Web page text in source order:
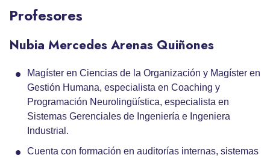
Profesores
Nubia Mercedes Arenas Quiñones
Magíster en Ciencias de la Organización y Magíster en
Gestión Humana, especialista en Coaching y
Programación Neurolingüística, especialista en
Sistemas Gerenciales de Ingeniería e Ingeniera
Industrial.
Cuenta con formación en auditorías internas, sistemas